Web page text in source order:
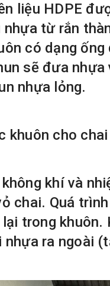
liệu HDPE
nhựa từ rắn
có dạng
sẽ đưa
nhựa lỏng.
khuôn cho
khí và
chai. Quá
trong
nhựa ra ngoài